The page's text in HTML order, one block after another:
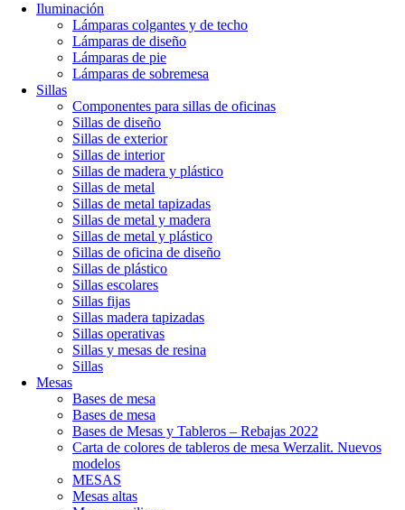
Iluminación
Lámparas colgantes y de techo
Lámparas de diseño
Lámparas de pie
Lámparas de sobremesa
Sillas
Componentes para sillas de oficinas
Sillas de diseño
Sillas de exterior
Sillas de interior
Sillas de madera y plástico
Sillas de metal
Sillas de metal tapizadas
Sillas de metal y madera
Sillas de metal y plástico
Sillas de oficina de diseño
Sillas de plástico
Sillas escolares
Sillas fijas
Sillas madera tapizadas
Sillas operativas
Sillas y mesas de resina
Sillas
Mesas
Bases de mesa
Bases de mesa
Bases de Mesas y Tableros – Rebajas 2022
Carta de colores de tableros de mesa Werzalit. Nuevos
modelos
MESAS
Mesas altas